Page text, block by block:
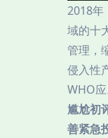
2018年
域的十
管理，
侵入性
WHO
尴尬初
善紧急